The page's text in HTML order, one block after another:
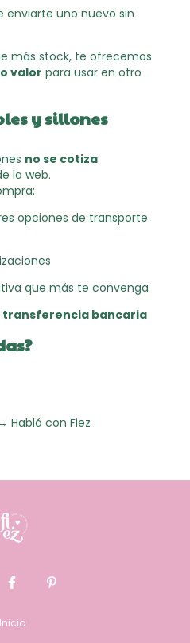
enviarte uno nuevo sin
más stock, te ofrecemos
valor para usar en otro
y sillones
no se cotiza
la web.
opciones de transporte
que más te convenga
transferencia bancaria
Hablá con Fiez
Inicio